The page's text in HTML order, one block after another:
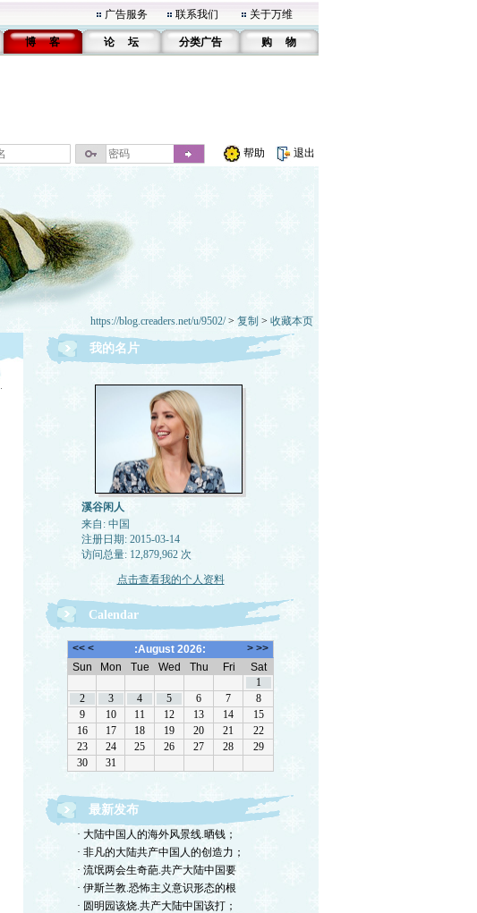
广告服务 联系我们 关于万维
博 客 论 坛 分类广告 购 物
帮助 退出
https://blog.creaders.net/u/9502/> 复制 > 收藏本页
我的名片
溪谷闲人
来自: 中国
注册日期: 2015-03-14
访问总量: 12,879,962 次
点击查看我的个人资料
Calendar
最新发布
· 大陆中国人的海外风景线.晒钱；
· 非凡的大陆共产中国人的创造力；
· 流氓两会生奇葩.共产大陆中国要
· 伊斯兰教.恐怖主义意识形态的根
· 圆明园该烧.共产大陆中国该打；